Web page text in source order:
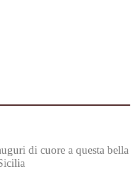
di cuore a questa bella